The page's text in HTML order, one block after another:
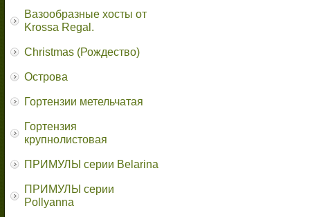
Вазообразные хосты от
Krossa Regal.
Christmas (Рождество)
Острова
Гортензии метельчатая
Гортензия
крупнолистовая
ПРИМУЛЫ серии Belarina
ПРИМУЛЫ серии
Pollyanna